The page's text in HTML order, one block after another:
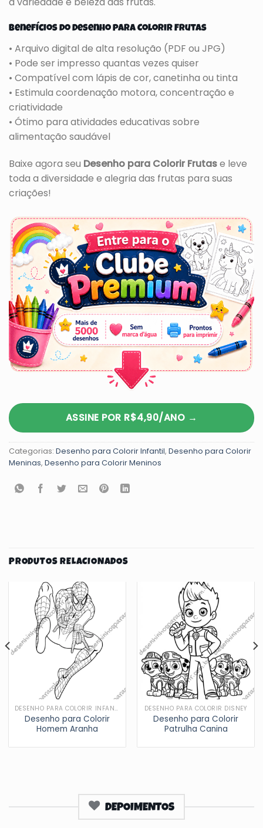
Benefícios do Desenho para Colorir Frutas
• Arquivo digital de alta resolução (PDF ou JPG)
• Pode ser impresso quantas vezes quiser
• Compatível com lápis de cor, canetinha ou tinta
• Estimula coordenação motora, concentração e
criatividade
• Ótimo para atividades educativas sobre
alimentação saudável
Baixe agora seu Desenho para Colorir Frutase leve
toda a diversidade e alegria das frutas para suas
criações!
ASSINE POR R$4,90/ANO →
Categorias: Desenho para Colorir Infantil, Desenho para Colorir
Meninas, Desenho para Colorir Meninos
PRODUTOS RELACIONADOS
DESENHO PARA COLORIR INFANTIL
Desenho para Colorir
Homem Aranha
DESENHO PARA COLORIR DISNEY
Desenho para Colorir
Patrulha Canina
DEPOIMENTOS